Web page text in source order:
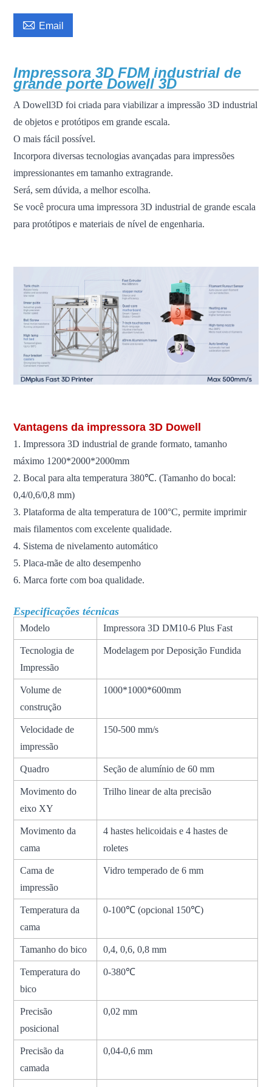
 Email
Impressora 3D FDM industrial de
grande porte Dowell 3D
A Dowell3D foi criada para viabilizar a impressão 3D industrial
de objetos e protótipos em grande escala.
O mais fácil possível.
Incorpora diversas tecnologias avançadas para impressões
impressionantes em tamanho extragrande.
Será, sem dúvida, a melhor escolha.
Se você procura uma impressora 3D industrial de grande escala
para protótipos e materiais de nível de engenharia.
Vantagens da impressora 3D Dowell
1. Impressora 3D industrial de grande formato, tamanho
máximo 1200*2000*2000mm
2. Bocal para alta temperatura 380℃. (Tamanho do bocal:
0,4/0,6/0,8 mm)
3. Plataforma de alta temperatura de 100°C, permite imprimir
mais filamentos com excelente qualidade.
4. Sistema de nivelamento automático
5. Placa-mãe de alto desempenho
6. Marca forte com boa qualidade.
Especificações técnicas
Modelo Impressora 3D DM10-6 Plus Fast
Tecnologia de
Impressão
Modelagem por Deposição Fundida
Volume de
construção
1000*1000*600mm
Velocidade de
impressão
150-500 mm/s
Quadro Seção de alumínio de 60 mm
Movimento do
eixo XY
Trilho linear de alta precisão
Movimento da
cama
4 hastes helicoidais e 4 hastes de
roletes
Cama de
impressão
Vidro temperado de 6 mm
Temperatura da
cama
0-100℃ (opcional 150℃)
Tamanho do bico 0,4, 0,6, 0,8 mm
Temperatura do
bico
0-380℃
Precisão
posicional
0,02 mm
Precisão da
camada
0,04-0,6 mm